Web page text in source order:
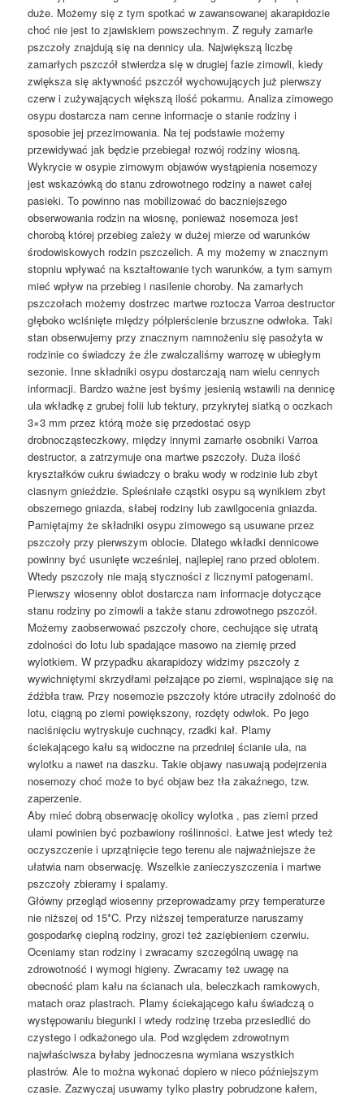
duże. Możemy się z tym spotkać w zawansowanej akarapidozie
choć nie jest to zjawiskiem powszechnym. Z reguły zamarłe
pszczoły znajdują się na dennicy ula. Największą liczbę
zamarłych pszczół stwierdza się w drugiej fazie zimowli, kiedy
zwiększa się aktywność pszczół wychowujących już pierwszy
czerw i zużywających większą ilość pokarmu. Analiza zimowego
osypu dostarcza nam cenne informacje o stanie rodziny i
sposobie jej przezimowania. Na tej podstawie możemy
przewidywać jak będzie przebiegał rozwój rodziny wiosną.
Wykrycie w osypie zimowym objawów wystąpienia nosemozy
jest wskazówką do stanu zdrowotnego rodziny a nawet całej
pasieki. To powinno nas mobilizować do baczniejszego
obserwowania rodzin na wiosnę, ponieważ nosemoza jest
chorobą której przebieg zależy w dużej mierze od warunków
środowiskowych rodzin pszczelich. A my możemy w znacznym
stopniu wpływać na kształtowanie tych warunków, a tym samym
mieć wpływ na przebieg i nasilenie choroby. Na zamarłych
pszczołach możemy dostrzec martwe roztocza Varroa destructor
głęboko wciśnięte między półpierścienie brzuszne odwłoka. Taki
stan obserwujemy przy znacznym namnożeniu się pasożyta w
rodzinie co świadczy że źle zwalczaliśmy warrozę w ubiegłym
sezonie. Inne składniki osypu dostarczają nam wielu cennych
informacji. Bardzo ważne jest byśmy jesienią wstawili na dennicę
ula wkładkę z grubej folii lub tektury, przykrytej siatką o oczkach
3×3 mm przez którą może się przedostać osyp
drobnocząsteczkowy, między innymi zamarłe osobniki Varroa
destructor, a zatrzymuje ona martwe pszczoły. Duża ilość
kryształków cukru świadczy o braku wody w rodzinie lub zbyt
ciasnym gnieździe. Spleśniałe cząstki osypu są wynikiem zbyt
obszernego gniazda, słabej rodziny lub zawilgocenia gniazda.
Pamiętajmy że składniki osypu zimowego są usuwane przez
pszczoły przy pierwszym oblocie. Dlatego wkładki dennicowe
powinny być usunięte wcześniej, najlepiej rano przed oblotem.
Wtedy pszczoły nie mają styczności z licznymi patogenami.
Pierwszy wiosenny oblot dostarcza nam informacje dotyczące
stanu rodziny po zimowli a także stanu zdrowotnego pszczół.
Możemy zaobserwować pszczoły chore, cechujące się utratą
zdolności do lotu lub spadające masowo na ziemię przed
wylotkiem. W przypadku akarapidozy widzimy pszczoły z
wywichniętymi skrzydłami pełzające po ziemi, wspinające się na
źdźbła traw. Przy nosemozie pszczoły które utraciły zdolność do
lotu, ciągną po ziemi powiększony, rozdęty odwłok. Po jego
naciśnięciu wytryskuje cuchnący, rzadki kał. Plamy
ściekającego kału są widoczne na przedniej ścianie ula, na
wylotku a nawet na daszku. Takie objawy nasuwają podejrzenia
nosemozy choć może to być objaw bez tła zakaźnego, tzw.
zaperzenie.
Aby mieć dobrą obserwację okolicy wylotka , pas ziemi przed
ulami powinien być pozbawiony roślinności. Łatwe jest wtedy też
oczyszczenie i uprzątnięcie tego terenu ale najważniejsze że
ułatwia nam obserwację. Wszelkie zanieczyszczenia i martwe
pszczoły zbieramy i spalamy.
Główny przegląd wiosenny przeprowadzamy przy temperaturze
nie niższej od 15*C. Przy niższej temperaturze naruszamy
gospodarkę cieplną rodziny, grozi też zaziębieniem czerwiu.
Oceniamy stan rodziny i zwracamy szczególną uwagę na
zdrowotność i wymogi higieny. Zwracamy też uwagę na
obecność plam kału na ścianach ula, beleczkach ramkowych,
matach oraz plastrach. Plamy ściekającego kału świadczą o
występowaniu biegunki i wtedy rodzinę trzeba przesiedlić do
czystego i odkażonego ula. Pod względem zdrowotnym
najwłaściwsza byłaby jednoczesna wymiana wszystkich
plastrów. Ale to można wykonać dopiero w nieco późniejszym
czasie. Zazwyczaj usuwamy tylko plastry pobrudzone kałem,